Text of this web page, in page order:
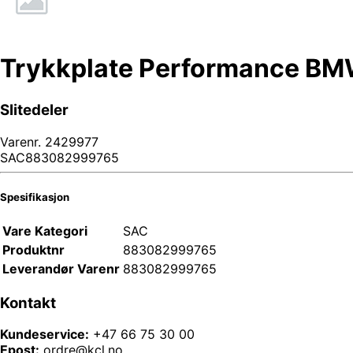
Trykkplate Performance
Slitedeler
Varenr. 2429977
SAC883082999765
Spesifikasjon
Vare Kategori
SAC
Produktnr
883082999765
Leverandør Varenr 883082999765
Kontakt
Kundeservice: +47 66 75 30 00